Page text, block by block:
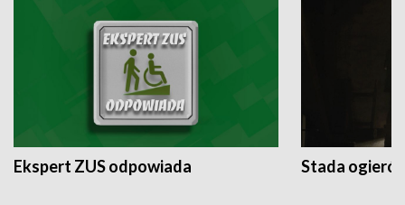
Ekspert ZUS odpowiada Stada